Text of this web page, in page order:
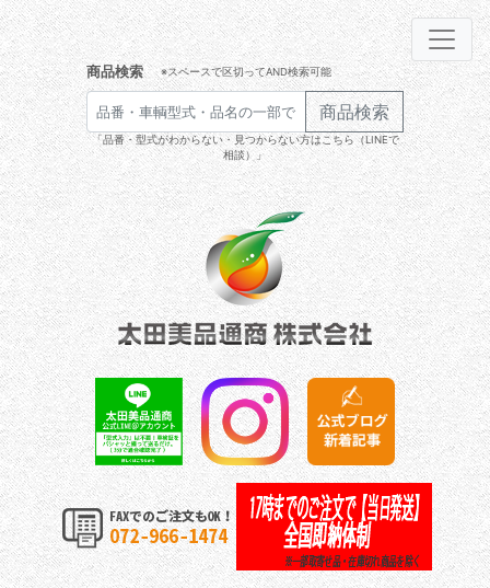
商品検索 ※スペースで区切ってAND検索可能
商品検索
「品番・型式がわからない・見つからない方はこちら（LINEで
相談）」